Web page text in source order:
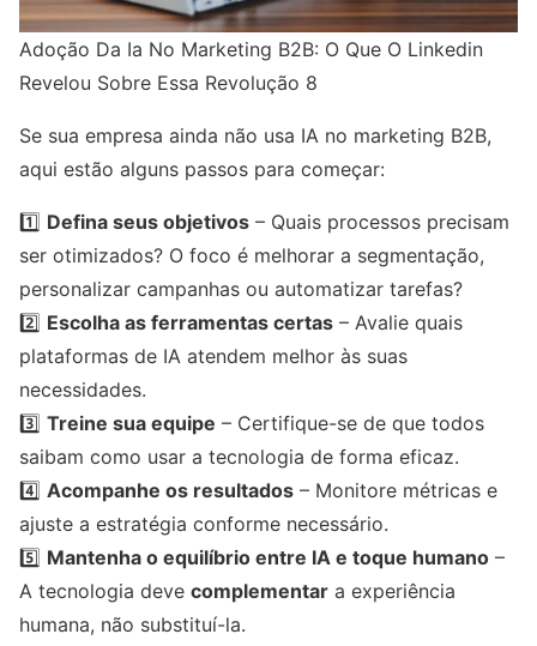
Adoção Da Ia No Marketing B2B: O Que O Linkedin
Revelou Sobre Essa Revolução 8
Se sua empresa ainda não usa IA no marketing B2B,
aqui estão alguns passos para começar:
1️⃣ Defina seus objetivos – Quais processos precisam
ser otimizados? O foco é melhorar a segmentação,
personalizar campanhas ou automatizar tarefas?
2️⃣ Escolha as ferramentas certas – Avalie quais
plataformas de IA atendem melhor às suas
necessidades.
3️⃣ Treine sua equipe – Certifique-se de que todos
saibam como usar a tecnologia de forma eficaz.
4️⃣ Acompanhe os resultados – Monitore métricas e
ajuste a estratégia conforme necessário.
5️⃣ Mantenha o equilíbrio entre IA e toque humano –
A tecnologia deve complementar a experiência
humana, não substituí-la.